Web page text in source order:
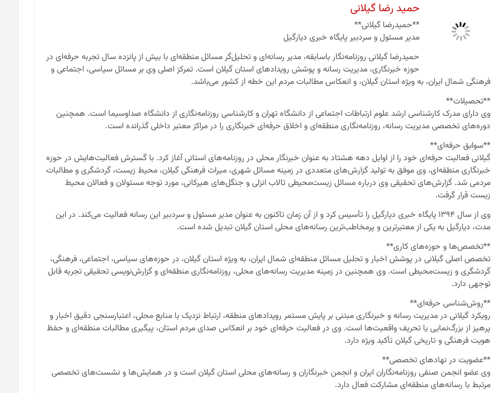
حمید رضا گیلانی
**حمیدرضا گیلانی**
مدیر مسئول و سردبیر پایگاه خبری دیارگیل
حمیدرضا گیلانی روزنامه‌نگار باسابقه، مدیر رسانه‌ای و تحلیل‌گر مسائل منطقه‌ای با بیش از پانزده سال تجربه حرفه‌ای در
حوزه خبرنگاری، مدیریت رسانه و پوشش رویدادهای استان گیلان است. تمرکز اصلی وی بر مسائل سیاسی، اجتماعی و
فرهنگی شمال ایران، به ویژه استان گیلان، و انعکاس مطالبات مردم این خطه از کشور می‌باشد.
**تحصیلات**
وی دارای مدرک کارشناسی ارشد علوم ارتباطات اجتماعی از دانشگاه تهران و کارشناسی روزنامه‌نگاری از دانشگاه صداوسیما است. همچنین
دوره‌های تخصصی مدیریت رسانه، روزنامه‌نگاری منطقه‌ای و اخلاق حرفه‌ای خبرنگاری را در مراکز معتبر داخلی گذرانده است.
**سوابق حرفه‌ای**
گیلانی فعالیت حرفه‌ای خود را از اوایل دهه هشتاد به عنوان خبرنگار محلی در روزنامه‌های استانی آغاز کرد. با گسترش فعالیت‌هایش در حوزه
خبرنگاری منطقه‌ای، وی موفق به تولید گزارش‌های متعددی در زمینه مسائل شهری، میراث فرهنگی گیلان، محیط زیست، گردشگری و مطالبات
مردمی شد. گزارش‌های تحقیقی وی درباره مسائل زیست‌محیطی تالاب انزلی و جنگل‌های هیرکانی، مورد توجه مسئولان و فعالان محیط
زیست قرار گرفت.
وی از سال ۱۳۹۴ پایگاه خبری دیارگیل را تأسیس کرد و از آن زمان تاکنون به عنوان مدیر مسئول و سردبیر این رسانه فعالیت می‌کند. در این
مدت، دیارگیل به یکی از معتبرترین و پرمخاطب‌ترین رسانه‌های محلی استان گیلان تبدیل شده است.
**تخصص‌ها و حوزه‌های کاری**
تخصص اصلی گیلانی در پوشش اخبار و تحلیل مسائل منطقه‌ای شمال ایران، به ویژه استان گیلان، در حوزه‌های سیاسی، اجتماعی، فرهنگی،
گردشگری و زیست‌محیطی است. وی همچنین در زمینه مدیریت رسانه‌های محلی، روزنامه‌نگاری منطقه‌ای و گزارش‌نویسی تحقیقی تجربه قابل
توجهی دارد.
**روش‌شناسی حرفه‌ای**
رویکرد گیلانی در مدیریت رسانه و خبرنگاری مبتنی بر پایش مستمر رویدادهای منطقه، ارتباط نزدیک با منابع محلی، اعتبارسنجی دقیق اخبار و
پرهیز از بزرگ‌نمایی یا تحریف واقعیت‌ها است. وی در فعالیت حرفه‌ای خود بر انعکاس صدای مردم استان، پیگیری مطالبات منطقه‌ای و حفظ
هویت فرهنگی و تاریخی گیلان تأکید ویژه دارد.
**عضویت در نهادهای تخصصی**
وی عضو انجمن صنفی روزنامه‌نگاران ایران و انجمن خبرنگاران و رسانه‌های محلی استان گیلان است و در همایش‌ها و نشست‌های تخصصی
مرتبط با رسانه‌های منطقه‌ای مشارکت فعال دارد.